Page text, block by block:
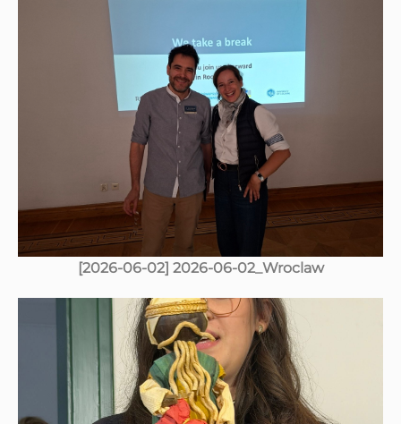
[2026-06-02] 2026-06-02_Wroclaw